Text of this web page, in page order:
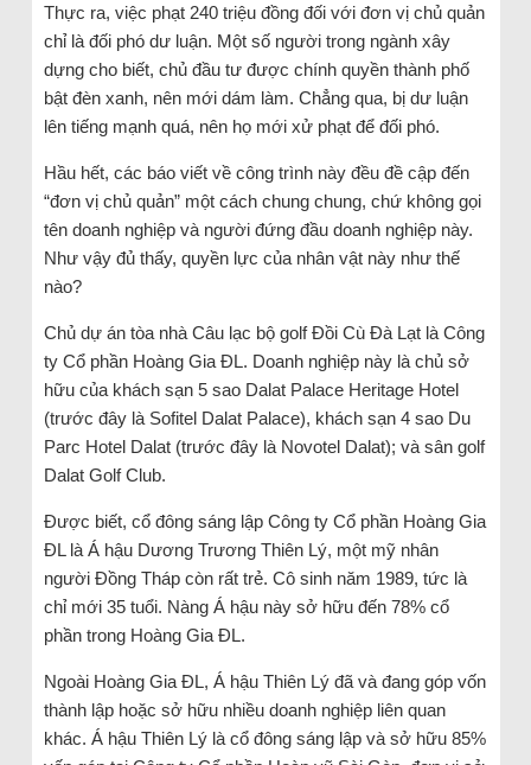
Thực ra, việc phạt 240 triệu đồng đối với đơn vị chủ quản
chỉ là đối phó dư luận. Một số người trong ngành xây
dựng cho biết, chủ đầu tư được chính quyền thành phố
bật đèn xanh, nên mới dám làm. Chẳng qua, bị dư luận
lên tiếng mạnh quá, nên họ mới xử phạt để đối phó.
Hầu hết, các báo viết về công trình này đều đề cập đến
“đơn vị chủ quản” một cách chung chung, chứ không gọi
tên doanh nghiệp và người đứng đầu doanh nghiệp này.
Như vậy đủ thấy, quyền lực của nhân vật này như thế
nào?
Chủ dự án tòa nhà Câu lạc bộ golf Đồi Cù Đà Lạt là Công
ty Cổ phần Hoàng Gia ĐL. Doanh nghiệp này là chủ sở
hữu của khách sạn 5 sao Dalat Palace Heritage Hotel
(trước đây là Sofitel Dalat Palace), khách sạn 4 sao Du
Parc Hotel Dalat (trước đây là Novotel Dalat); và sân golf
Dalat Golf Club.
Được biết, cổ đông sáng lập Công ty Cổ phần Hoàng Gia
ĐL là Á hậu Dương Trương Thiên Lý, một mỹ nhân
người Đồng Tháp còn rất trẻ. Cô sinh năm 1989, tức là
chỉ mới 35 tuổi. Nàng Á hậu này sở hữu đến 78% cổ
phần trong Hoàng Gia ĐL.
Ngoài Hoàng Gia ĐL, Á hậu Thiên Lý đã và đang góp vốn
thành lập hoặc sở hữu nhiều doanh nghiệp liên quan
khác. Á hậu Thiên Lý là cổ đông sáng lập và sở hữu 85%